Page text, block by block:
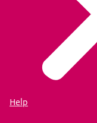
Help